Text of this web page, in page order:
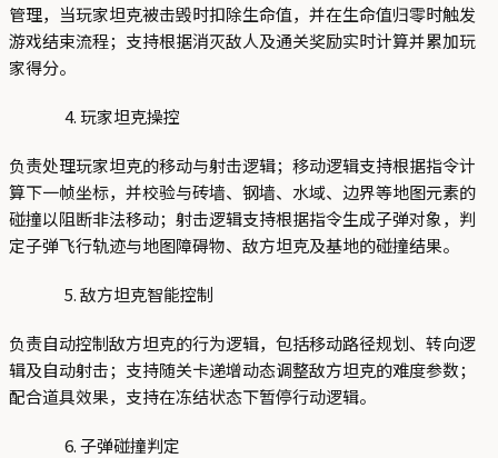
管理，当玩家坦克被击毁时扣除生命值，并在生命值归零时触发
游戏结束流程；支持根据消灭敌人及通关奖励实时计算并累加玩
家得分。
玩家坦克操控
负责处理玩家坦克的移动与射击逻辑；移动逻辑支持根据指令计
算下一帧坐标，并校验与砖墙、钢墙、水域、边界等地图元素的
碰撞以阻断非法移动；射击逻辑支持根据指令生成子弹对象，判
定子弹飞行轨迹与地图障碍物、敌方坦克及基地的碰撞结果。
敌方坦克智能控制
负责自动控制敌方坦克的行为逻辑，包括移动路径规划、转向逻
辑及自动射击；支持随关卡递增动态调整敌方坦克的难度参数；
配合道具效果，支持在冻结状态下暂停行动逻辑。
子弹碰撞判定